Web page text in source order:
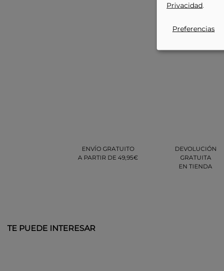
ENVÍO GRATUITO
A PARTIR DE 49,95€
DEVOLUCIÓN
GRATUITA
EN TIENDA
TE PUEDE INTERESAR
Privacidad.
Preferencias